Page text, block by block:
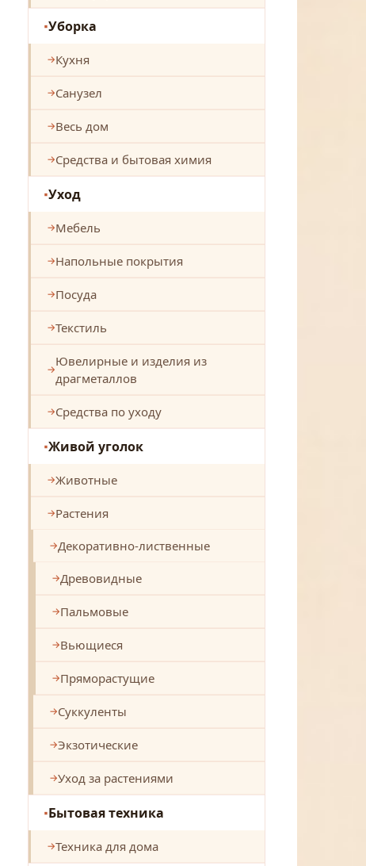
Уборка
Кухня
Санузел
Весь дом
Средства и бытовая химия
Уход
Мебель
Напольные покрытия
Посуда
Текстиль
Ювелирные и изделия из
драгметаллов
Средства по уходу
Живой уголок
Животные
Растения
Декоративно-лиственные
Древовидные
Пальмовые
Вьющиеся
Пряморастущие
Суккуленты
Экзотические
Уход за растениями
Бытовая техника
Техника для дома